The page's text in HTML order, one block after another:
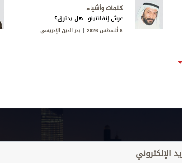
كلمات وأشياء
عرش إنفانتينو.. هل يحترق؟
6 أغسطس 2026 بدر الدين الإدريسي